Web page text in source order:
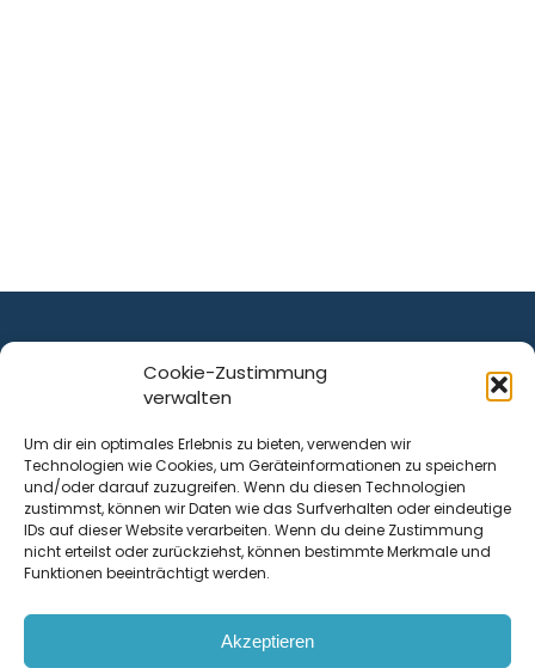
Cookie-Zustimmung
verwalten
Um dir ein optimales Erlebnis zu bieten, verwenden wir
Technologien wie Cookies, um Geräteinformationen zu speichern
und/oder darauf zuzugreifen. Wenn du diesen Technologien
zustimmst, können wir Daten wie das Surfverhalten oder eindeutige
IDs auf dieser Website verarbeiten. Wenn du deine Zustimmung
nicht erteilst oder zurückziehst, können bestimmte Merkmale und
Funktionen beeinträchtigt werden.
Akzeptieren
ist ein Service von
Krenn Real GmbH
Tischlerstraße 12
4050Traun| Österreich
Kontakt